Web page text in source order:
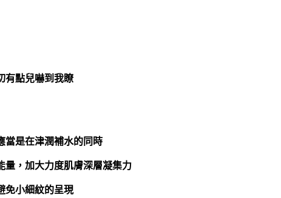
有點兒嚇到我瞭
當是在津潤補水的同時
量，加大力度肌膚深層凝集力
免小細紋的呈現